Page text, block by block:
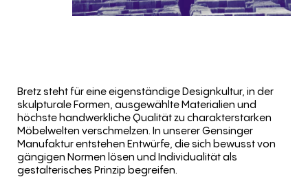
Bretz steht für eine eigenständige Designkultur, in der
skulpturale Formen, ausgewählte Materialien und
höchste handwerkliche Qualität zu charakterstarken
Möbelwelten verschmelzen. In unserer Gensinger
Manufaktur entstehen Entwürfe, die sich bewusst von
gängigen Normen lösen und Individualität als
gestalterisches Prinzip begreifen.